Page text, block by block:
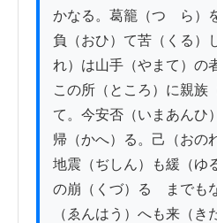
かなる。葛籠（つゞら）
負（おひ）て苦（くる）
れ）は山手（やまて）の
この所（ところ）に親族
て。今安否（いまあんひ
帰（かへ）る。己（おの
地震（ぢしん）も緩（ゆ
の崩（くづ）るゝまでも
（ゑんはう）へも来（き